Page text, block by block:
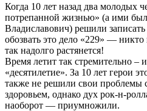
Когда 10 лет назад два молодых
потрепанной жизнью» (а ими
Владиславович) решили
обозвать это дело «229» — никто
так надолго растянется!
Время летит так стремительно –
«десятилетие». За 10 лет герои
также не решили свои проблемы
здоровьем, однако дух рок-н-
наоборот — приумножили.